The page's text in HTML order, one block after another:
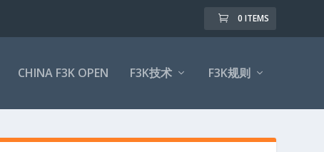
0 ITEMS
CHINA F3K OPEN F3K技术 F3K规则